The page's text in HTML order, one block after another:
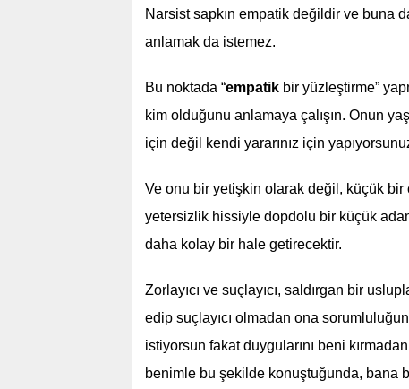
Narsist sapkın empatik değildir ve buna
anlamak da istemez.
Bu noktada “empatik bir yüzleştirme”
kim olduğunu anlamaya çalışın. Onun
için değil kendi yararınız için
Ve onu bir yetişkin olarak değil, küçük
yetersizlik hissiyle dopdolu bir küçük
daha kolay bir hale getirecektir.
Zorlayıcı ve suçlayıcı, saldırgan bir
edip suçlayıcı olmadan ona
istiyorsun fakat duygularını beni
benimle bu şekilde konuştuğunda, bana